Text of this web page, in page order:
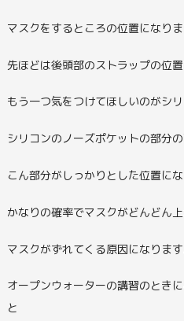
マスクをするところの位置になりま
先ほどは後頭部のストラップの位
もう一つ気をつけてほしいのがシ
シリコンのノーズポケットの部分の
こん部分がしっかりとした位置に
かなりの確率でマスクがどんどん上
マスクがずれてくる原因になります
オープンウォーターの講習のとき
と